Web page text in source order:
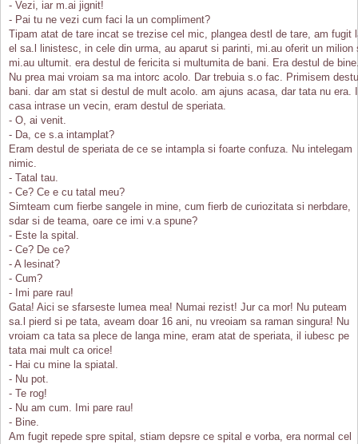
- Vezi, iar m.ai jignit!
- Pai tu ne vezi cum faci la un compliment?
Tipam atat de tare incat se trezise cel mic, plangea destl de tare, am fugit
el sa.l linistesc, in cele din urma, au aparut si parinti, mi.au oferit un milion
mi.au ultumit. era destul de fericita si multumita de bani. Era destul de
Nu prea mai vroiam sa ma intorc acolo. Dar trebuia s.o fac. Primisem
bani. dar am stat si destul de mult acolo. am ajuns acasa, dar tata nu era.
casa intrase un vecin, eram destul de speriata.
- O, ai venit.
- Da, ce s.a intamplat?
Eram destul de speriata de ce se intampla si foarte confuza. Nu intelegam
nimic.
- Tatal tau.
- Ce? Ce e cu tatal meu?
Simteam cum fierbe sangele in mine, cum fierb de curiozitata si nerbdare,
sdar si de teama, oare ce imi v.a spune?
- Este la spital.
- Ce? De ce?
- A lesinat?
- Cum?
- Imi pare rau!
Gata! Aici se sfarseste lumea mea! Numai rezist! Jur ca mor! Nu puteam
sa.l pierd si pe tata, aveam doar 16 ani, nu vreoiam sa raman singura! Nu
vroiam ca tata sa plece de langa mine, eram atat de speriata, il iubesc pe
tata mai mult ca orice!
- Hai cu mine la spiatal.
- Nu pot.
- Te rog!
- Nu am cum. Imi pare rau!
- Bine.
Am fugit repede spre spital, stiam depsre ce spital e vorba, era normal cel